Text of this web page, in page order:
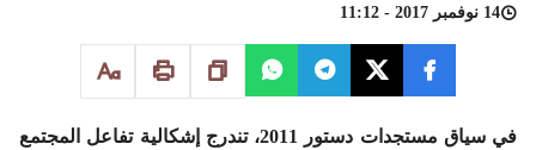
14 نوفمبر 2017 - 11:12
في سياق مستجدات دستور 2011، تندرج إشكالية تفاعل المجتمع